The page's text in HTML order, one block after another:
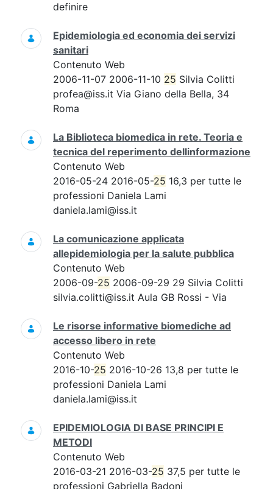
definire
Epidemiologia ed economia dei servizi
sanitari
Contenuto Web
2006-11-07 2006-11-10 25 Silvia Colitti
profea@iss.it Via Giano della Bella, 34
Roma
La Biblioteca biomedica in rete. Teoria e
tecnica del reperimento dellinformazione
Contenuto Web
2016-05-24 2016-05-25 16,3 per tutte le
professioni Daniela Lami
daniela.lami@iss.it
La comunicazione applicata
allepidemiologia per la salute pubblica
Contenuto Web
2006-09-25 2006-09-29 29 Silvia Colitti
silvia.colitti@iss.it Aula GB Rossi - Via
Le risorse informative biomediche ad
accesso libero in rete
Contenuto Web
2016-10-25 2016-10-26 13,8 per tutte le
professioni Daniela Lami
daniela.lami@iss.it
EPIDEMIOLOGIA DI BASE PRINCIPI E
METODI
Contenuto Web
2016-03-21 2016-03-25 37,5 per tutte le
professioni Gabriella Badoni